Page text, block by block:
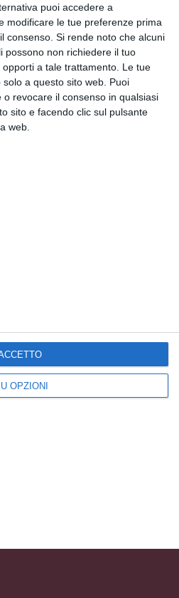
puoi accedere a
modificare le tue preferenze prima
consenso. Si rende noto che alcuni
possono non richiedere il tuo
a tale trattamento. Le tue
a questo sito web. Puoi
revocare il consenso in qualsiasi
sito e facendo clic sul pulsante
web.
OPZIONI
(GRATUITO)
QUESTA
WhatsApp, ...